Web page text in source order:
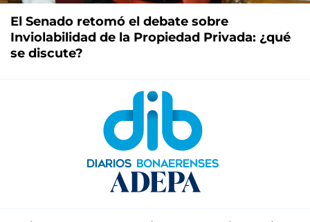
El Senado retomó el debate sobre
Inviolabilidad de la Propiedad Privada: ¿qué